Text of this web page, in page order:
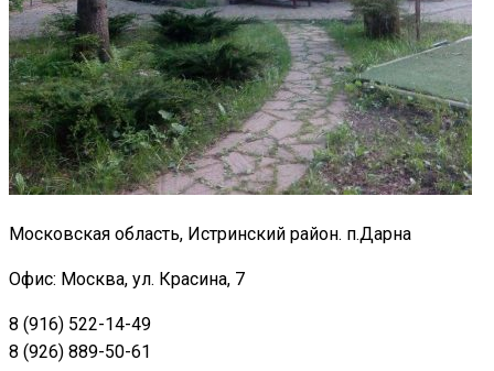
Московская область, Истринский район. п.Дарна
Офис: Москва, ул. Красина, 7
8 (916) 522-14-49
8 (926) 889-50-61